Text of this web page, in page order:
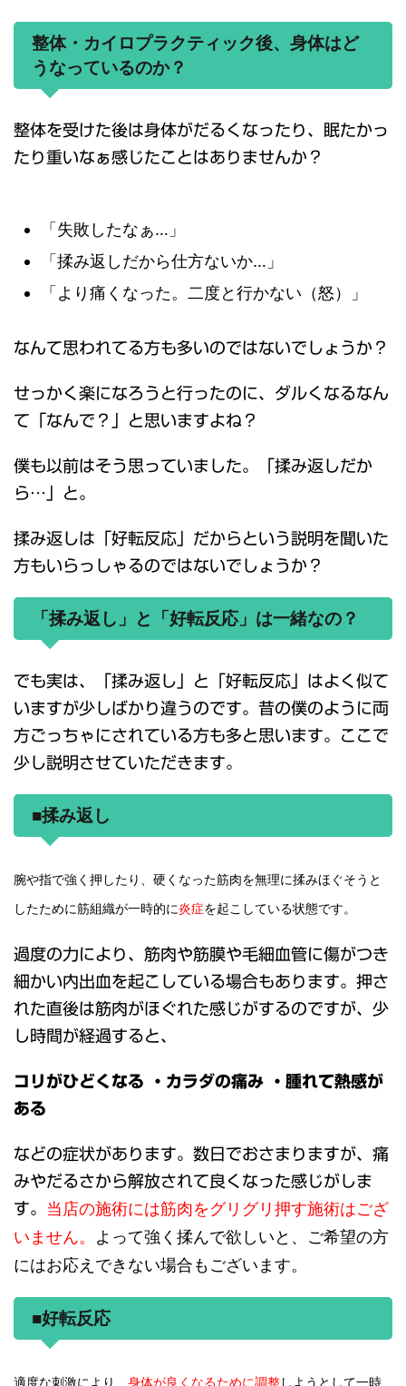
整体・カイロプラクティック後、身体はど
うなっているのか？
整体を受けた後は身体がだるくなったり、眠たかっ
たり重いなぁ感じたことはありませんか？
「失敗したなぁ…」
「揉み返しだから仕方ないか…」
「より痛くなった。二度と行かない（怒）」
なんて思われてる方も多いのではないでしょうか？
せっかく楽になろうと行ったのに、ダルくなるなん
て「なんで？」と思いますよね？
僕も以前はそう思っていました。「揉み返しだか
ら…」と。
揉み返しは「好転反応」だからという説明を聞いた
方もいらっしゃるのではないでしょうか？
「揉み返し」と「好転反応」は一緒なの？
でも実は、「揉み返し」と「好転反応」はよく似て
いますが少しばかり違うのです。昔の僕のように両
方ごっちゃにされている方も多と思います。ここで
少し説明させていただきます。
■揉み返し
腕や指で強く押したり、硬くなった筋肉を無理に揉みほぐそうと
したために筋組織が一時的に炎症を起こしている状態です。
過度の力により、筋肉や筋膜や毛細血管に傷がつき
細かい内出血を起こしている場合もあります。押さ
れた直後は筋肉がほぐれた感じがするのですが、少
し時間が経過すると、
コリがひどくなる ・カラダの痛み ・腫れて熱感が
ある
などの症状があります。数日でおさまりますが、痛
みやだるさから解放されて良くなった感じがしま
す。 当店の施術には筋肉をグリグリ押す施術はござ
いません。 よって強く揉んで欲しいと、ご希望の方
にはお応えできない場合もございます。
■好転反応
適度な刺激により、 身体が良くなるために調整しようとして一時